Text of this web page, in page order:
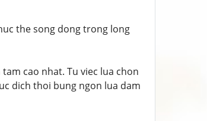
the song dong trong long
cao nhat. Tu viec lua chon
dich thoi bung ngon lua dam